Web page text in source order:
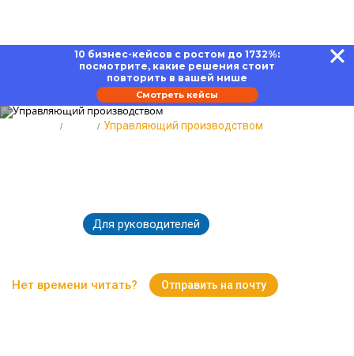
10 бизнес-кейсов с ростом до 1732%:
посмотрите, какие решения стоит
повторить в вашей нише
Смотреть кейсы
Управляющий производством
Для руководителей
Нет времени читать? Отправить на почту